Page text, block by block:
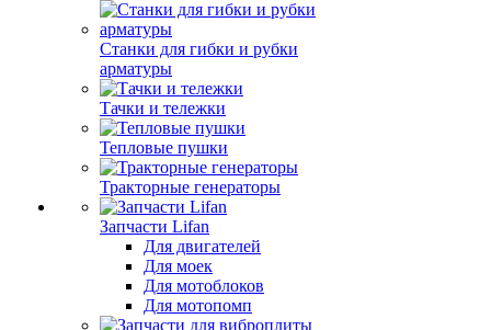
Станки для гибки и рубки
арматуры
Тачки и тележки
Тепловые пушки
Тракторные генераторы
Запчасти Lifan
Для двигателей
Для моек
Для мотоблоков
Для мотопомп